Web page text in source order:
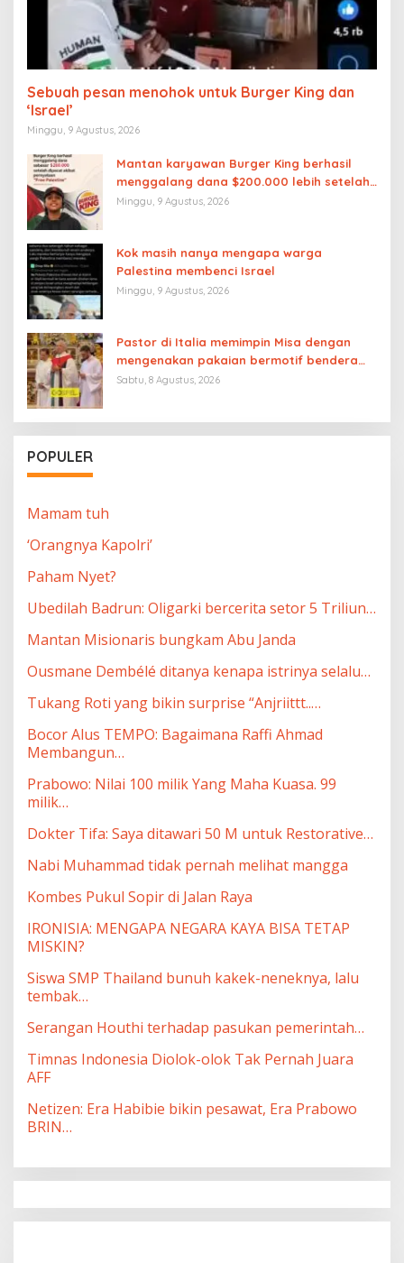
Sebuah pesan menohok untuk Burger King dan
‘Israel’
Minggu, 9 Agustus, 2026
Mantan karyawan Burger King berhasil
menggalang dana $200.000 lebih setelah
dipecat akibat pernyataan “Free
Minggu, 9 Agustus, 2026
Kok masih nanya mengapa warga
Palestina membenci Israel
Minggu, 9 Agustus, 2026
Pastor di Italia memimpin Misa dengan
mengenakan pakaian bermotif bendera
Palestina
Sabtu, 8 Agustus, 2026
POPULER
Mamam tuh
‘Orangnya Kapolri’
Paham Nyet?
Ubedilah Badrun: Oligarki bercerita setor 5 Triliun…
Mantan Misionaris bungkam Abu Janda
Ousmane Dembélé ditanya kenapa istrinya selalu…
Tukang Roti yang bikin surprise “Anjriittt..…
Bocor Alus TEMPO: Bagaimana Raffi Ahmad
Membangun…
Prabowo: Nilai 100 milik Yang Maha Kuasa. 99
milik…
Dokter Tifa: Saya ditawari 50 M untuk Restorative…
Nabi Muhammad tidak pernah melihat mangga
Kombes Pukul Sopir di Jalan Raya
IRONISIA: MENGAPA NEGARA KAYA BISA TETAP
MISKIN?
Siswa SMP Thailand bunuh kakek-neneknya, lalu
tembak…
Serangan Houthi terhadap pasukan pemerintah…
Timnas Indonesia Diolok-olok Tak Pernah Juara
AFF
Netizen: Era Habibie bikin pesawat, Era Prabowo
BRIN…